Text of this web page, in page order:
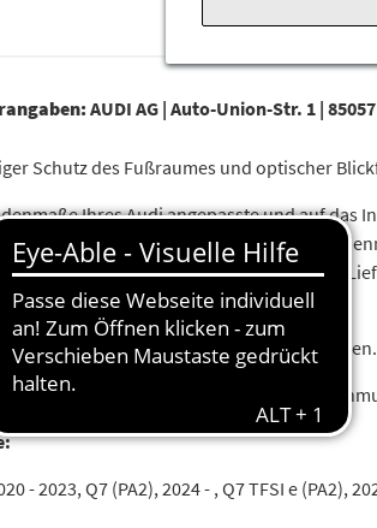
AUDI AG | Auto-Union-Str. 1 |
Schutz des Fußraumes und optischer
Ihres Audi angepasste und auf
mit der Befestigung der Matten an den
SchwarzFarbe Einfassband:
Passgenauer Schutz vor
Komfortabel. Passgenauer Schutz vor
- 2023, Q7 (PA2), 2024 - , Q7 TFSI e (PA2),